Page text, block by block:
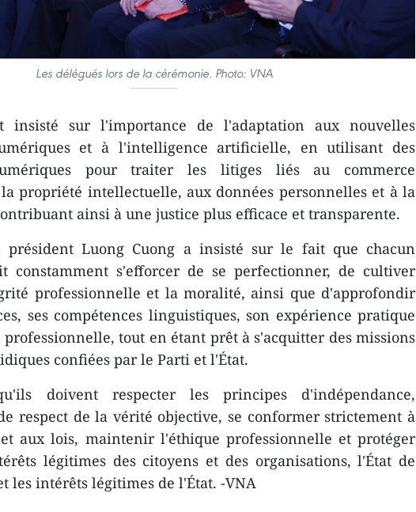
Les délégués lors de la cérémonie. Photo: VNA
insisté sur l'importance de l'adaptation aux nouvelles
et à l'intelligence artificielle, en utilisant des
pour traiter les litiges liés au commerce
propriété intellectuelle, aux données personnelles et à la
ainsi à une justice plus efficace et transparente.
Luong Cuong a insisté sur le fait que chacun
constamment s'efforcer de se perfectionner, de cultiver
professionnelle et la moralité, ainsi que d'approfondir
ses compétences linguistiques, son expérience pratique
professionnelle, tout en étant prêt à s'acquitter des missions
confiées par le Parti et l'État.
doivent respecter les principes d'indépendance,
respect de la vérité objective, se conformer strictement à
aux lois, maintenir l'éthique professionnelle et protéger
légitimes des citoyens et des organisations, l'État de
les intérêts légitimes de l'État. -VNA